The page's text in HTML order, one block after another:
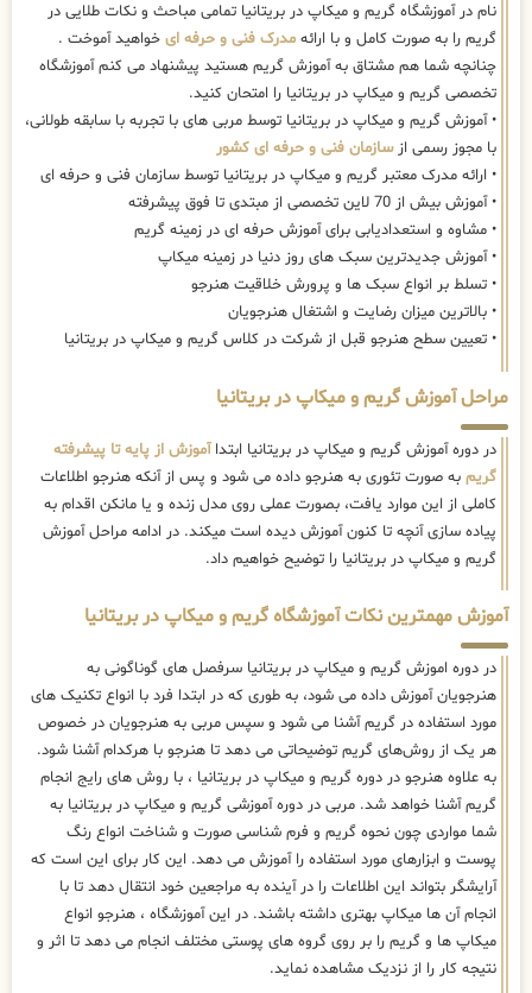
نام در آموزشگاه گریم و میکاپ در بریتانیا تمامی مباحث و نکات طلایی در
گریم را به صورت کامل و با ارائه مدرک فنی و حرفه ای خواهید آموخت .
چنانچه شما هم مشتاق به آموزش گریم هستید پیشنهاد می کنم آموزشگاه
تخصصی گریم و میکاپ در بریتانیا را امتحان کنید.
• آموزش گریم و میکاپ در بریتانیا توسط مربی های با تجربه با سابقه طولانی،
با مجوز رسمی ازسازمان فنی و حرفه ای کشور
• ارائه مدرک معتبر گریم و میکاپ در بریتانیا توسط سازمان فنی و حرفه ای
• آموزش بیش از 70 لاین تخصصی از مبتدی تا فوق پیشرفته
• مشاوه و استعدادیابی برای آموزش حرفه ای در زمینه گریم
• آموزش جدیدترین سبک های روز دنیا در زمینه میکاپ
• تسلط بر انواع سبک ها و پرورش خلاقیت هنرجو
• بالاترین میزان رضایت و اشتغال هنرجویان
• تعیین سطح هنرجو قبل از شرکت در کلاس گریم و میکاپ در بریتانیا
مراحل آموزش گریم و میکاپ در بریتانیا
در دوره آموزش گریم و میکاپ در بریتانیا ابتداآموزش از پایه تا پیشرفته
گریم به صورت تئوری به هنرجو داده می شود و پس از آنکه هنرجو اطلاعات
کاملی از این موارد یافت، بصورت عملی روی مدل زنده و یا مانکن اقدام به
پیاده سازی آنچه تا کنون آموزش دیده است میکند. در ادامه مراحل آموزش
گریم و میکاپ در بریتانیا را توضیح خواهیم داد.
آموزش مهمترین نکات آموزشگاه گریم و میکاپ در بریتانیا
در دوره اموزش گریم و میکاپ در بریتانیا سرفصل های گوناگونی به
هنرجویان آموزش داده می شود، به طوری که در ابتدا فرد با انواع تکنیک های
مورد استفاده در گریم آشنا می شود و سپس مربی به هنرجویان در خصوص
هر یک از روش‌های گریم توضیحاتی می دهد تا هنرجو با هرکدام آشنا شود.
به علاوه هنرجو در دوره گریم و میکاپ در بریتانیا ، با روش های رایج انجام
گریم آشنا خواهد شد. مربی در دوره آموزشی گریم و میکاپ در بریتانیا به
شما مواردی چون نحوه گریم و فرم شناسی صورت و شناخت انواع رنگ
پوست و ابزارهای مورد استفاده را آموزش می دهد. این کار برای این است که
آرایشگر بتواند این اطلاعات را در آینده به مراجعین خود انتقال دهد تا با
انجام آن ها میکاپ بهتری داشته باشند. در این آموزشگاه ، هنرجو انواع
میکاپ ها و گریم را بر روی گروه های پوستی مختلف انجام می دهد تا اثر و
نتیجه کار را از نزدیک مشاهده نماید.